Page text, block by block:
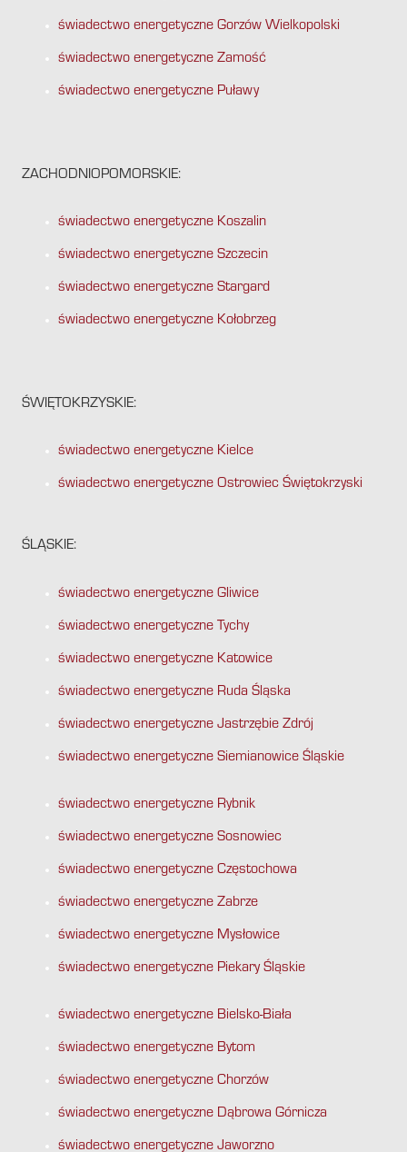
świadectwo energetyczne Gorzów Wielkopolski
świadectwo energetyczne Zamość
świadectwo energetyczne Puławy
ZACHODNIOPOMORSKIE:
świadectwo energetyczne Koszalin
świadectwo energetyczne Szczecin
świadectwo energetyczne Stargard
świadectwo energetyczne Kołobrzeg
ŚWIĘTOKRZYSKIE:
świadectwo energetyczne Kielce
świadectwo energetyczne Ostrowiec Świętokrzyski
ŚLĄSKIE:
świadectwo energetyczne Gliwice
świadectwo energetyczne Tychy
świadectwo energetyczne Katowice
świadectwo energetyczne Ruda Śląska
świadectwo energetyczne Jastrzębie Zdrój
świadectwo energetyczne Siemianowice Śląskie
świadectwo energetyczne Rybnik
świadectwo energetyczne Sosnowiec
świadectwo energetyczne Częstochowa
świadectwo energetyczne Zabrze
świadectwo energetyczne Mysłowice
świadectwo energetyczne Piekary Śląskie
świadectwo energetyczne Bielsko-Biała
świadectwo energetyczne Bytom
świadectwo energetyczne Chorzów
świadectwo energetyczne Dąbrowa Górnicza
świadectwo energetyczne Jaworzno